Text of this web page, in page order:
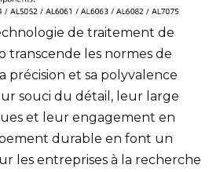
de traitement de
transcende les normes de
précision et sa polyvalence
souci du détail, leur large
et leur engagement en
durable en font un
les entreprises à la recherche